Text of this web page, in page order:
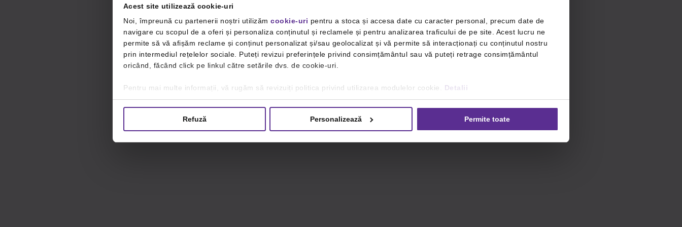
Acest site utilizează cookie-uri
Noi, împreună cu partenerii noștri utilizăm cookie-uri pentru a stoca și accesa date cu caracter personal, precum date de
navigare cu scopul de a oferi și personaliza conținutul și reclamele și pentru analizarea traficului de pe site. Acest lucru ne
permite să vă afișăm reclame și conținut personalizat și/sau geolocalizat și vă permite să interacționați cu conținutul nostru
prin intermediul rețelelor sociale. Puteți revizui preferințele privind consimțământul sau vă puteți retrage consimțământul
oricând, făcând click pe linkul către setările dvs. de cookie-uri.
Pentru mai multe informații, vă rugăm să revizuiți politica privind utilizarea modulelor cookie. Detalii
Refuză Personalizează Permite toate